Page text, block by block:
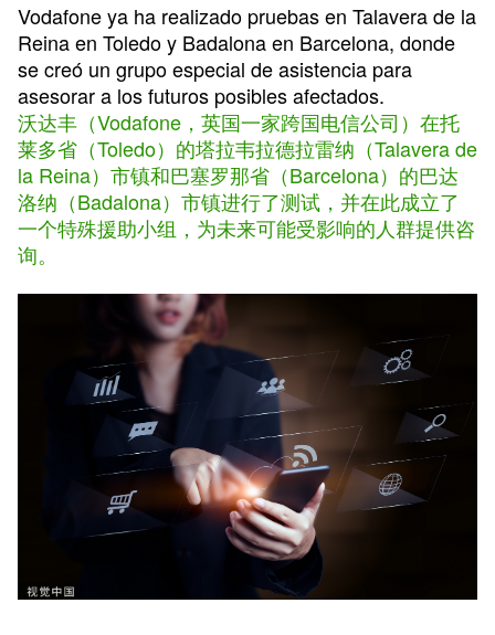
Vodafone ya ha realizado pruebas en Talavera de la
Reina en Toledo y Badalona en Barcelona, donde
se creó un grupo especial de asistencia para
asesorar a los futuros posibles afectados.
沃达丰（Vodafone，英国一家跨国电信公司）在托
莱多省（Toledo）的塔拉韦拉德拉雷纳（Talavera de
la Reina）市镇和巴塞罗那省（Barcelona）的巴达
洛纳（Badalona）市镇进行了测试，并在此成立了
一个特殊援助小组，为未来可能受影响的人群提供咨
询。